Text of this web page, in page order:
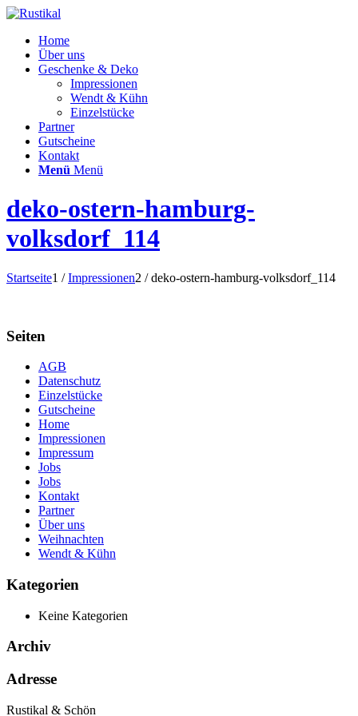
Home
Über uns
Geschenke & Deko
Impressionen
Wendt & Kühn
Einzelstücke
Partner
Gutscheine
Kontakt
Menü Menü
deko-ostern-hamburg-
volksdorf_114
Startseite1 / Impressionen2 / deko-ostern-hamburg-volksdorf_114
Seiten
AGB
Datenschutz
Einzelstücke
Gutscheine
Home
Impressionen
Impressum
Jobs
Jobs
Kontakt
Partner
Über uns
Weihnachten
Wendt & Kühn
Kategorien
Keine Kategorien
Archiv
Adresse
Rustikal & Schön